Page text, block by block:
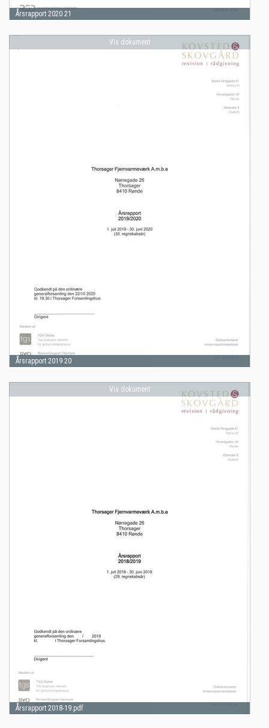
Årsrapport 2020 21
Vis dokument
Årsrapport 2019 20
Vis dokument
Årsrapport 2018-19.pdf